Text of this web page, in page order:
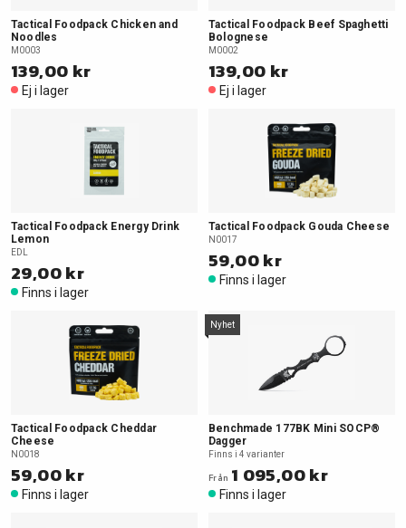
Tactical Foodpack Chicken and
Noodles
M0003
139,00 kr
Ej i lager
Tactical Foodpack Beef Spaghetti
Bolognese
M0002
139,00 kr
Ej i lager
Tactical Foodpack Energy Drink
Lemon
EDL
29,00 kr
Finns i lager
Tactical Foodpack Gouda Cheese
N0017
59,00 kr
Finns i lager
Tactical Foodpack Cheddar
Cheese
N0018
59,00 kr
Finns i lager
Nyhet
Benchmade 177BK Mini SOCP®
Dagger
Finns i 4 varianter
Från 1 095,00 kr
Finns i lager